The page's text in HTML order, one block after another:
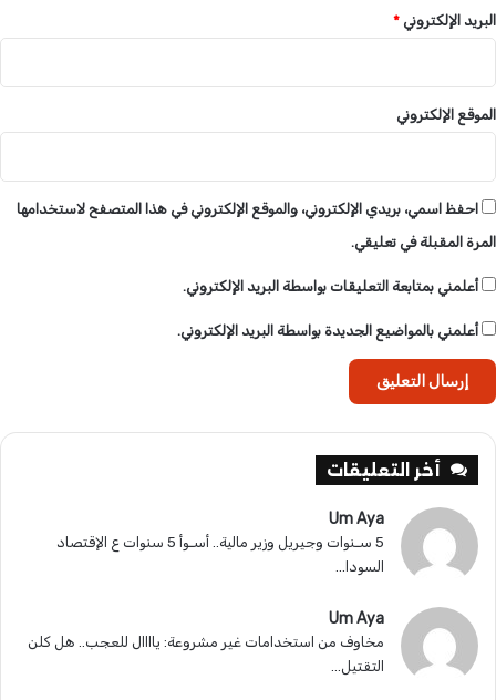
البريد الإلكتروني *
الموقع الإلكتروني
احفظ اسمي، بريدي الإلكتروني، والموقع الإلكتروني في هذا المتصفح لاستخدامها
المرة المقبلة في تعليقي.
أعلمني بمتابعة التعليقات بواسطة البريد الإلكتروني.
أعلمني بالمواضيع الجديدة بواسطة البريد الإلكتروني.
أخر التعليقات
Um Aya
5 سـنوات وجيريل وزير مالية.. أسـوأ 5 سنوات ع الإقتصاد
السودا...
Um Aya
مخاوف من استخدامات غير مشروعة: ياااال للعجب.. هل كلن
التقتيل...